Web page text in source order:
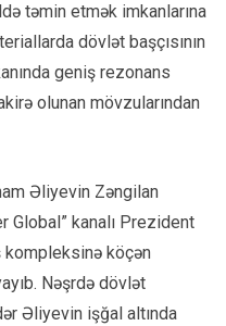
təmin etmək imkanlarına
dövlət başçısının
geniş rezonans
olunan mövzularından
Əliyevin Zəngilan
Global” kanalı Prezident
kompleksinə köçən
Nəşrdə dövlət
Əliyevin işğal altında